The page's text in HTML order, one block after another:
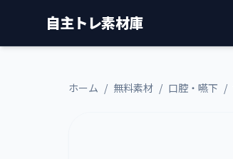
自主トレ素材庫
ホーム / 無料素材 / 口腔・嚥下 /